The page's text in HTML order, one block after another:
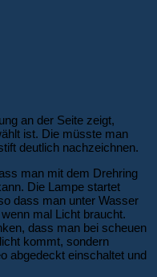
an der Seite zeigt,
ist. Die müsste man
deutlich nachzeichnen.
man mit dem Drehring
Die Lampe startet
dass man unter Wasser
mal Licht braucht.
dass man bei scheuen
kommt, sondern
abgedeckt einschaltet und